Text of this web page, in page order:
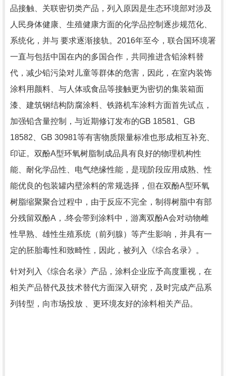
品接触、关联密切类产品，列入原因是生态环境部对涉及
人民身体健康、生殖健康方面的化学品控制逐步规范化、
系统化，并与 要求逐渐接轨。 2016年至今，联合国环境署
一直与包括中国在内的多国合作，共同推进含铅涂料替
代，减少铅污染对儿童等群体的危害，因此，在室内装饰
涂料用颜料、与人体或食品等接触更为密切的集装箱面
漆、建筑钢结构防腐涂料、铁路机车涂料方面首先试点，
加强铅含量控制，与近期修订发布的GB 18581
GB
18582
GB 30981等有害物质限量标准也形成相互补充、
印证。双酚A型环氧树脂制成品具有良好的物理机构性
能、耐化学品性、电气绝缘性能，是现阶段应用成熟、性
能优良的包装罐内壁涂料的常规选择，但在双酚A型环氧
树脂缩聚聚合过程中，由于反应不完全，制得树脂中有部
分残留双酚A ，.终会带到涂料中，游离双酚A会对动物雌
性早熟、雄性生殖系统（前列腺）等产生影响，并具有一
定的胚胎毒性和致畸性，因此，被列入《综合名录》。
针对列入《综合名录》产品，涂料企业应予高度重视，在
相关产品替代及技术替代方面深入研究，及时完成产品系
列转型，向市场投放 、更环境友好的涂料相关产品。